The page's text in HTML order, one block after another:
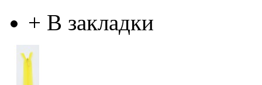
+ В закладки